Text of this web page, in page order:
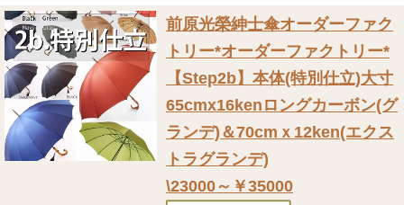
前原光榮紳士傘オーダーファク
トリー*オーダーファクトリー*
【Step2b】本体(特別仕立)大寸
65cmx16kenロングカーボン(グ
ランデ)＆70cmｘ12ken(エクス
トラグランデ)
\23000～￥35000